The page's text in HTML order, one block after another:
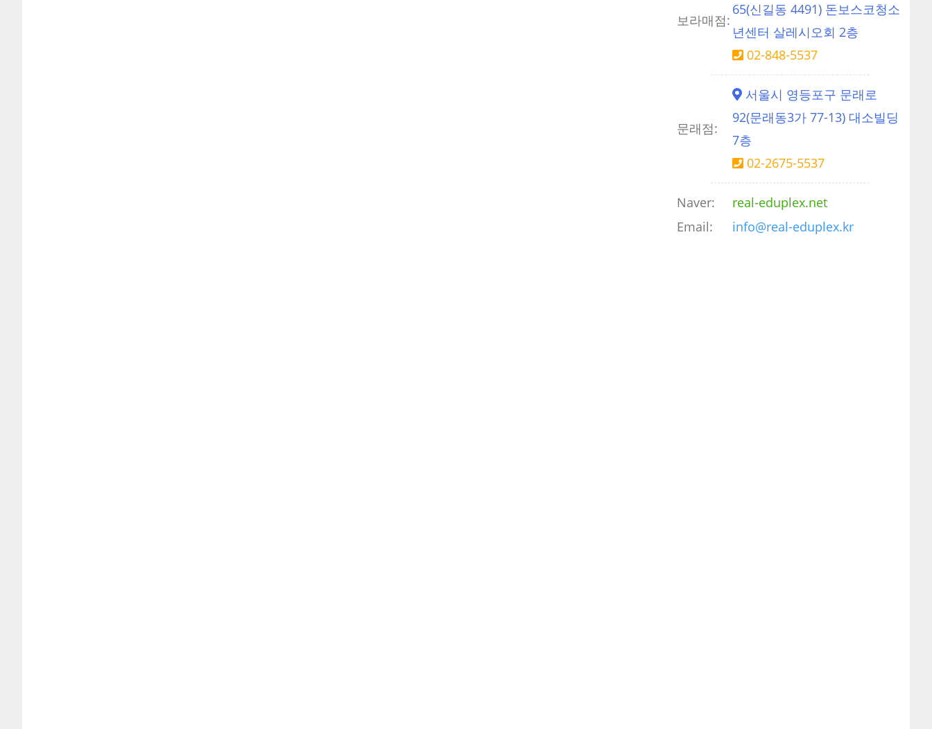
보라매점:
65(신길동 4491) 돈보스코청소
년센터 살레시오회 2층
02-848-5537
문래점:
서울시 영등포구 문래로
92(문래동3가 77-13) 대소빌딩
7층
02-2675-5537
Naver:
real-eduplex.net
Email:
info@real-eduplex.kr